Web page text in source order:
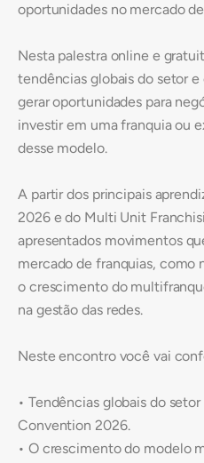
oportunidades no mercado
Nesta palestra online e
tendências globais do setor
gerar oportunidades para
investir em uma franquia ou
desse modelo.
A partir dos principais
2026 e do Multi Unit
apresentados movimentos
mercado de franquias, como
o crescimento do
na gestão das redes.
Neste encontro você vai
• Tendências globais do
Convention 2026.
• O crescimento do modelo